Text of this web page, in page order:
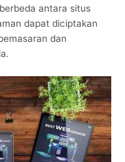
antara situs
dapat diciptakan
dan